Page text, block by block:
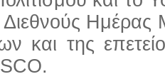
Διεθνούς Ημέρας
και της